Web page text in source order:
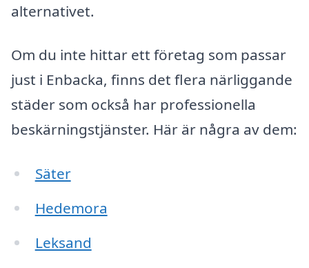
alternativet.
Om du inte hittar ett företag som passar
just i Enbacka, finns det flera närliggande
städer som också har professionella
beskärningstjänster. Här är några av dem:
Säter
Hedemora
Leksand